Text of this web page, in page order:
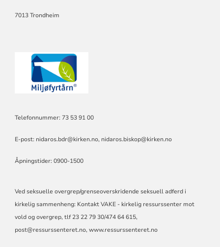
7013 Trondheim
Telefonnummer: 73 53 91 00
E-post: nidaros.bdr@kirken.no, nidaros.biskop@kirken.no
Åpningstider: 0900-1500
Ved seksuelle overgrep/grenseoverskridende seksuell adferd i
kirkelig sammenheng: Kontakt VAKE - kirkelig ressurssenter mot
vold og overgrep, tlf 23 22 79 30/474 64 615,
post@ressurssenteret.no, www.ressurssenteret.no